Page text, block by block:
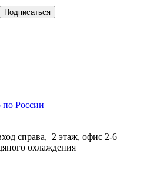
по России
справа, 2 этаж, офис 2-6
охлаждения